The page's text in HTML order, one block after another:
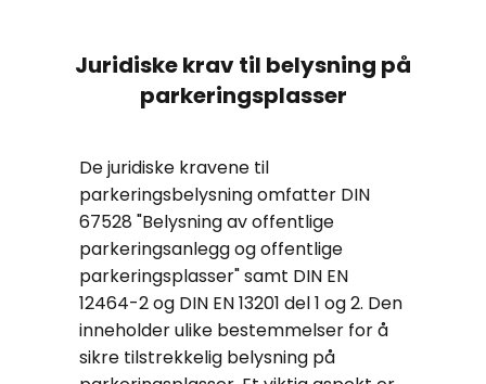
Juridiske krav til belysning på
parkeringsplasser
De juridiske kravene til
parkeringsbelysning omfatter DIN
67528 "Belysning av offentlige
parkeringsanlegg og offentlige
parkeringsplasser" samt DIN EN
12464-2 og DIN EN 13201 del 1 og 2. Den
inneholder ulike bestemmelser for å
sikre tilstrekkelig belysning på